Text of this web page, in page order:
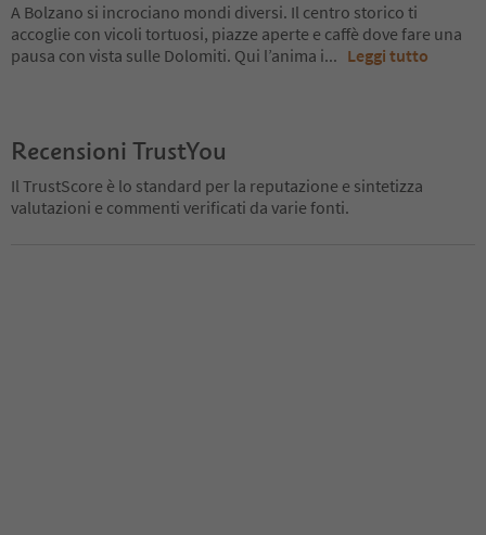
A Bolzano si incrociano mondi diversi. Il centro storico ti
accoglie con vicoli tortuosi, piazze aperte e caffè dove fare una
pausa con vista sulle Dolomiti. Qui l’anima i... Leggi tutto
Recensioni TrustYou
Il TrustScore è lo standard per la reputazione e sintetizza
valutazioni e commenti verificati da varie fonti.